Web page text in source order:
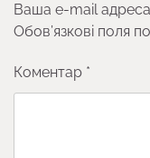
Ваша e-mail
Обов’язкові поля
Коментар *